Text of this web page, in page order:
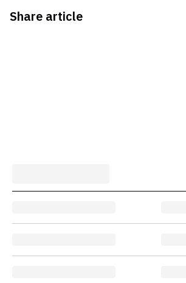
Share article